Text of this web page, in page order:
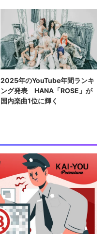
2025年のYouTube年間ランキ
ング発表 HANA「ROSE」が
国内楽曲1位に輝く